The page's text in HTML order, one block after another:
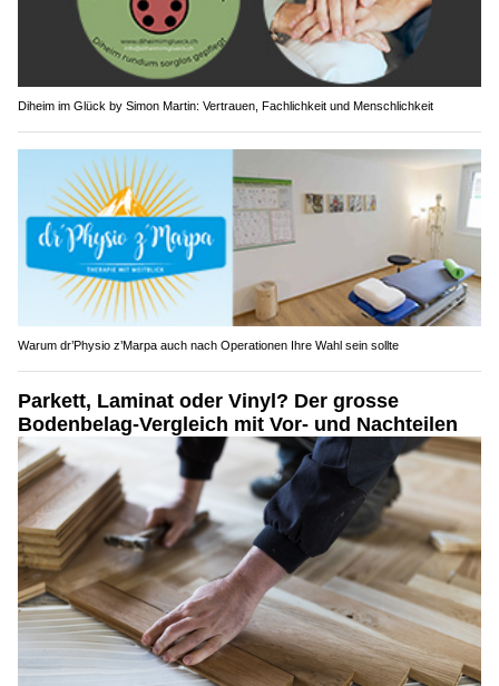
Diheim im Glück by Simon Martin: Vertrauen, Fachlichkeit und Menschlichkeit
Warum dr’Physio z’Marpa auch nach Operationen Ihre Wahl sein sollte
Parkett, Laminat oder Vinyl? Der grosse
Bodenbelag-Vergleich mit Vor- und Nachteilen